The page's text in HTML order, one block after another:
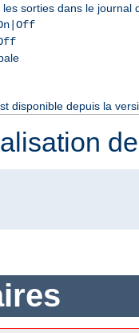
sorties dans le journal
disponible depuis la